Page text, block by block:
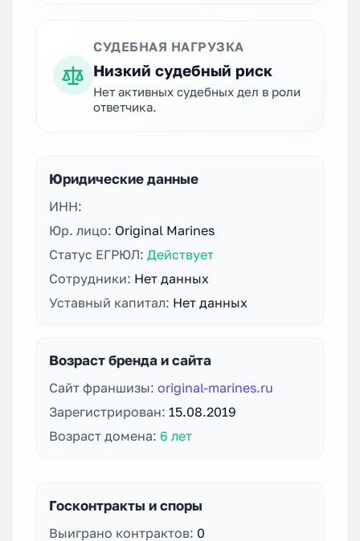
СУДЕБНАЯ НАГРУЗКА
Низкий судебный риск
Нет активных судебных дел в роли
ответчика.
Юридические данные
ИНН:
Юр. лицо: Original Marines
Статус ЕГРЮЛ: Действует
Сотрудники: Нет данных
Уставный капитал: Нет данных
Возраст бренда и сайта
Сайт франшизы: original-marines.ru
Зарегистрирован: 15.08.2019
Возраст домена: 6 лет
Госконтракты и споры
Выиграно контрактов: 0